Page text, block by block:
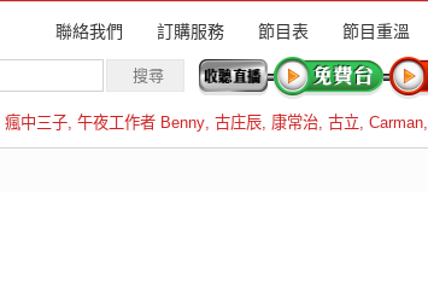
聯絡我們 訂購服務 節目表 節目重溫
瘋中三子, 午夜工作者 Benny, 古庄辰, 康常治, 古立, Carman,